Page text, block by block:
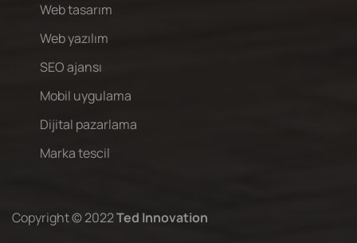
Web tasarım
Web yazılım
SEO ajansı
Mobil uygulama
Dijital pazarlama
Marka tescil
Copyright © 2022Ted Innovation